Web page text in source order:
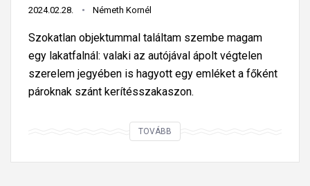
2024.02.28. Németh Kornél
Szokatlan objektummal találtam szembe magam
egy lakatfalnál: valaki az autójával ápolt végtelen
szerelem jegyében is hagyott egy emléket a főként
pároknak szánt kerítésszakaszon.
TOVÁBB
k